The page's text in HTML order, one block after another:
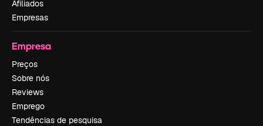
Afiliados
Empresas
Empresa
Preços
Sobre nós
Reviews
Emprego
Tendências de pesquisa